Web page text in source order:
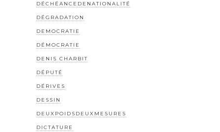
DÉCHÉANCEDENATIONALITÉ
DÉGRADATION
DEMOCRATIE
DÉMOCRATIE
DENIS CHARBIT
DÉPUTÉ
DÉRIVES
DESSIN
DEUXPOIDSDEUXMESURES
DICTATURE